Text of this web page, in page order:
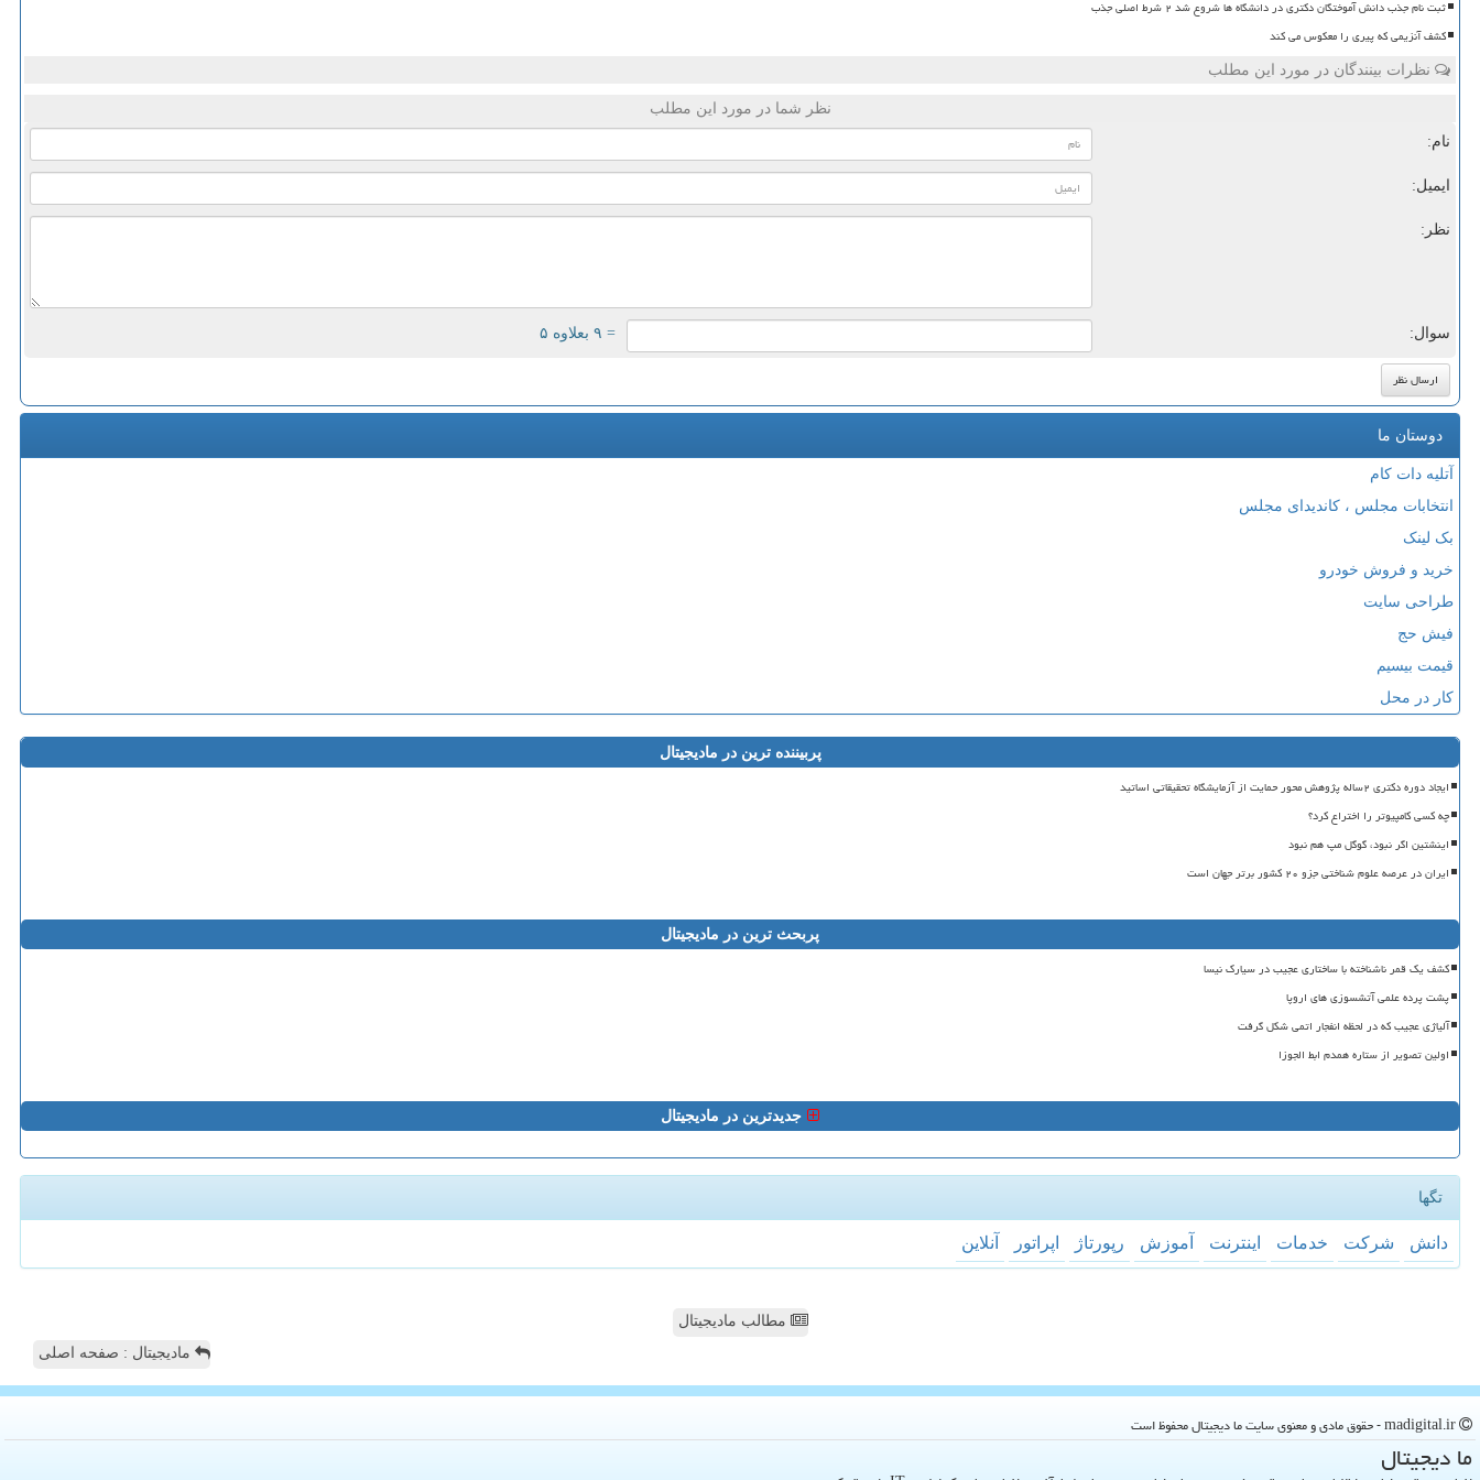
ثبت نام جذب دانش آموختگان دکتری در دانشگاه ها شروع شد ۲ شرط اصلی جذب
کشف آنزیمی که پیری را معکوس می کند
نظرات بینندگان در مورد این مطلب
نظر شما در مورد این مطلب
نام:
ایمیل:
نظر:
سوال: = ۹ بعلاوه ۵
دوستان ما
آتلیه دات کام
انتخابات مجلس ، کاندیدای مجلس
بک لینک
خرید و فروش خودرو
طراحی سایت
فیش حج
قیمت بیسیم
کار در محل
پربیننده ترین در مادیجیتال
ایجاد دوره دکتری ۲ساله پژوهش محور حمایت از آزمایشگاه تحقیقاتی اساتید
چه کسی کامپیوتر را اختراع کرد؟
اینشتین اگر نبود، گوگل مپ هم نبود
ایران در عرصه علوم شناختی جزو ۲۰ کشور برتر جهان است
پربحث ترین در مادیجیتال
کشف یک قمر ناشناخته با ساختاری عجیب در سیارک نیسا
پشت پرده علمی آتشسوزی های اروپا
آلیاژی عجیب که در لحظه انفجار اتمی شکل گرفت
اولین تصویر از ستاره همدم ابط الجوزا
جدیدترین در مادیجیتال
تگها
دانش شركت خدمات اینترنت آموزش رپورتاژ اپراتور آنلاین
مطالب مادیجیتال
مادیجیتال : صفحه اصلی
ما دیجیتال